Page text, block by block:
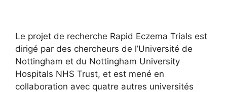
Le projet de recherche Rapid Eczema Trials est
dirigé par des chercheurs de l’Université de
Nottingham et du Nottingham University
Hospitals NHS Trust, et est mené en
collaboration avec quatre autres universités